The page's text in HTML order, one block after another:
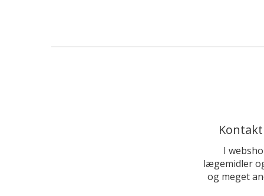
I
lægemidler
og meget